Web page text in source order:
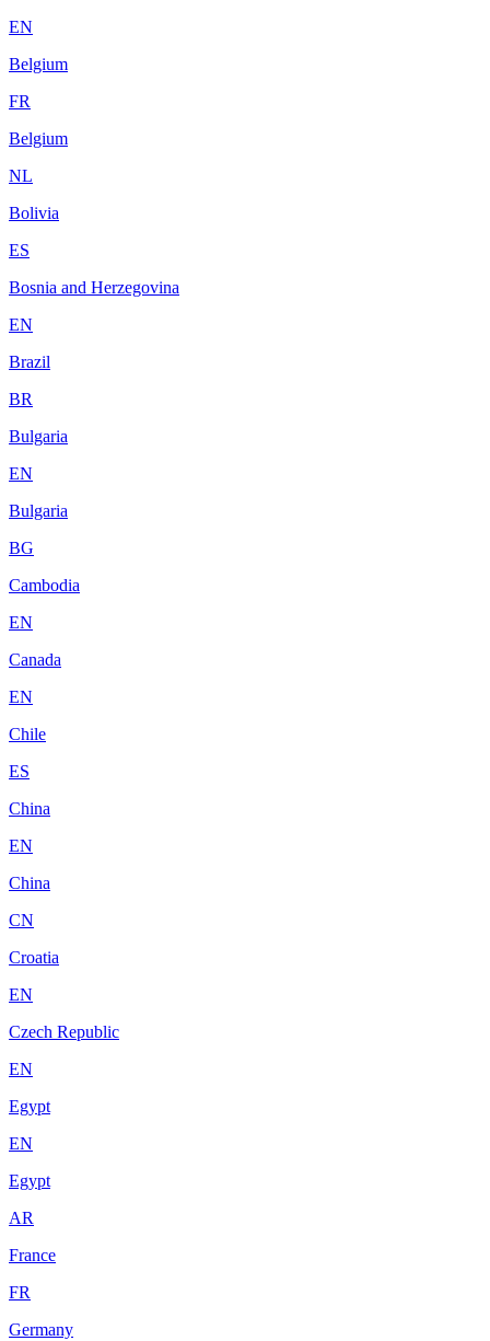
EN
Belgium
FR
Belgium
NL
Bolivia
ES
Bosnia and Herzegovina
EN
Brazil
BR
Bulgaria
EN
Bulgaria
BG
Cambodia
EN
Canada
EN
Chile
ES
China
EN
China
CN
Croatia
EN
Czech Republic
EN
Egypt
EN
Egypt
AR
France
FR
Germany